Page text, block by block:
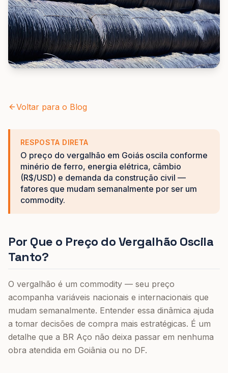
Voltar para o Blog
RESPOSTA DIRETA
O preço do vergalhão em Goiás oscila conforme
minério de ferro, energia elétrica, câmbio
(R$/USD) e demanda da construção civil —
fatores que mudam semanalmente por ser um
commodity.
Por Que o Preço do Vergalhão Oscila
Tanto?
O vergalhão é um commodity — seu preço
acompanha variáveis nacionais e internacionais que
mudam semanalmente. Entender essa dinâmica ajuda
a tomar decisões de compra mais estratégicas. É um
detalhe que a BR Aço não deixa passar em nenhuma
obra atendida em Goiânia ou no DF.